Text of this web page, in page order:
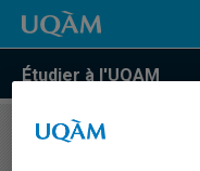
Étudier à l'UQAM
COURS//